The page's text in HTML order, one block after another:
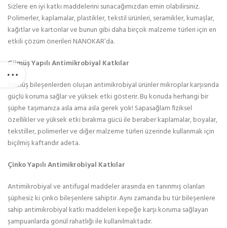
Sizlere en iyi katkı maddelerini sunacağımızdan emin olabilirsiniz.
Polimerler, kaplamalar, plastikler, tekstil ürünleri, seramikler, kumaşlar,
kağıtlar ve kartonlar ve bunun gibi daha birçok malzeme türleri için en
etkili çözüm önerileri NANOKAR’da.
Gümüş Yapılı Antimikrobiyal Katkılar
Gümüş bileşenlerden oluşan antimikrobiyal ürünler mikroplar karşısında
güçlü koruma sağlar ve yüksek etki gösterir. Bu konuda herhangi bir
şüphe taşımanıza asla ama asla gerek yok! Sapasağlam fiziksel
özellikler ve yüksek etki bırakma gücü ile beraber kaplamalar, boyalar,
tekstiller, polimerler ve diğer malzeme türleri üzerinde kullanmak için
biçilmiş kaftandır adeta.
Çinko Yapılı Antimikrobiyal Katkılar
Antimikrobiyal ve antifugal maddeler arasında en tanınmış olanları
şüphesiz ki çinko bileşenlere sahiptir. Aynı zamanda bu tür bileşenlere
sahip antimikrobiyal katkı maddeleri kepeğe karşı koruma sağlayan
şampuanlarda gönül rahatlığı ile kullanılmaktadır.